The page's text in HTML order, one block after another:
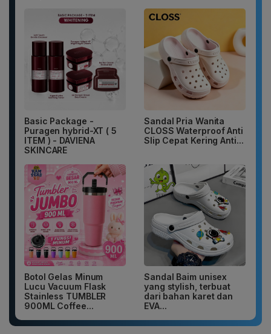
Basic Package -
Puragen hybrid-XT ( 5
ITEM ) - DAVIENA
SKINCARE
Sandal Pria Wanita
CLOSS Waterproof Anti
Slip Cepat Kering Anti...
Botol Gelas Minum
Lucu Vacuum Flask
Stainless TUMBLER
900ML Coffee...
Sandal Baim unisex
yang stylish, terbuat
dari bahan karet dan
EVA...